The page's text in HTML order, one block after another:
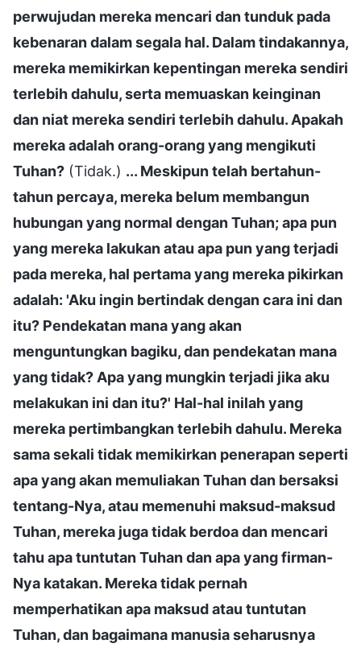
perwujudan mereka mencari dan tunduk pada
kebenaran dalam segala hal. Dalam tindakannya,
mereka memikirkan kepentingan mereka sendiri
terlebih dahulu, serta memuaskan keinginan
dan niat mereka sendiri terlebih dahulu. Apakah
mereka adalah orang-orang yang mengikuti
Tuhan? (Tidak.) ... Meskipun telah bertahun-
tahun percaya, mereka belum membangun
hubungan yang normal dengan Tuhan; apa pun
yang mereka lakukan atau apa pun yang terjadi
pada mereka, hal pertama yang mereka pikirkan
adalah: 'Aku ingin bertindak dengan cara ini dan
itu? Pendekatan mana yang akan
menguntungkan bagiku, dan pendekatan mana
yang tidak? Apa yang mungkin terjadi jika aku
melakukan ini dan itu?' Hal-hal inilah yang
mereka pertimbangkan terlebih dahulu. Mereka
sama sekali tidak memikirkan penerapan seperti
apa yang akan memuliakan Tuhan dan bersaksi
tentang-Nya, atau memenuhi maksud-maksud
Tuhan, mereka juga tidak berdoa dan mencari
tahu apa tuntutan Tuhan dan apa yang firman-
Nya katakan. Mereka tidak pernah
memperhatikan apa maksud atau tuntutan
Tuhan, dan bagaimana manusia seharusnya